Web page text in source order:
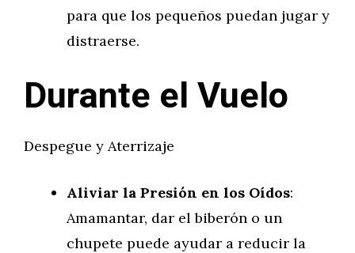
para que los pequeños puedan jugar y
distraerse.
Durante el Vuelo
Despegue y Aterrizaje
Aliviar la Presión en los Oídos:
Amamantar, dar el biberón o un
chupete puede ayudar a reducir la